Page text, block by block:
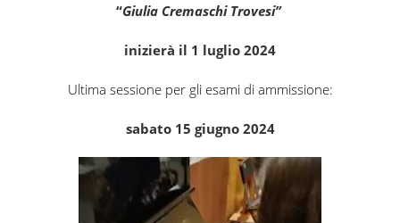
“Giulia Cremaschi Trovesi”
inizierà il 1 luglio 2024
Ultima sessione per gli esami di ammissione:
sabato 15 giugno 2024